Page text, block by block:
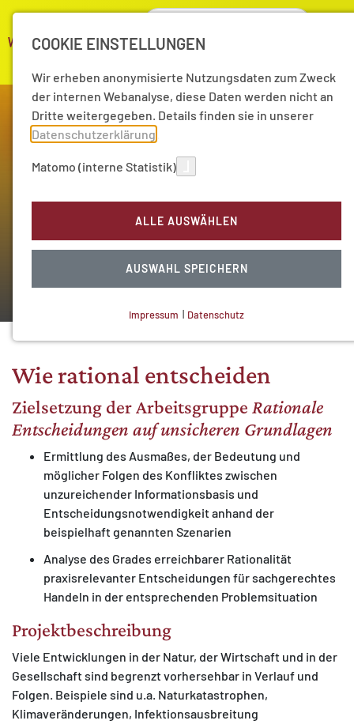
Arbeitsgruppe
Rationale Entscheidungen
Wie rational entscheiden
Zielsetzung der Arbeitsgruppe Rationale
Entscheidungen auf unsicheren Grundlagen
Ermittlung des Ausmaßes, der Bedeutung und
möglicher Folgen des Konfliktes zwischen
unzureichender Informationsbasis und
Entscheidungsnotwendigkeit anhand der
beispielhaft genannten Szenarien
Analyse des Grades erreichbarer Rationalität
praxisrelevanter Entscheidungen für sachgerechtes
Handeln in der entsprechenden Problemsituation
Projektbeschreibung
Viele Entwicklungen in der Natur, der Wirtschaft und in der
Gesellschaft sind begrenzt vorhersehbar in Verlauf und
Folgen. Beispiele sind u.a. Naturkatastrophen,
Klimaveränderungen, Infektionsausbreitung
COOKIE EINSTELLUNGEN
Wir erheben anonymisierte Nutzungsdaten zum Zweck
der internen Webanalyse, diese Daten werden nicht an
Dritte weitergegeben. Details finden sie in unserer
Datenschutzerklärung
Matomo (interne Statistik)
ALLE AUSWÄHLEN
AUSWAHL SPEICHERN
MATOMO (INTERNE STATISTIK)
Statistik Cookies erfassen Informationen anonym.
Diese Informationen helfen uns zu verstehen, wie
unsere Besucher unsere Website nutzen.
Matomo
Impressum | Datenschutz